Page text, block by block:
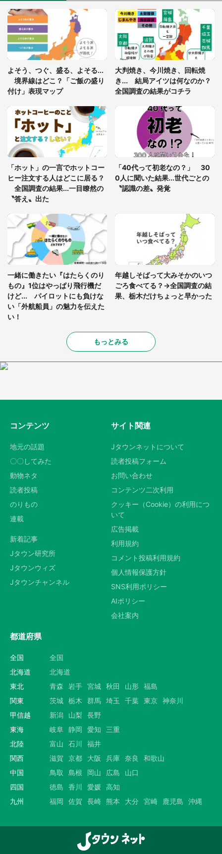
「閉所恐怖症の私は新幹線で大パニック。隣席の青
年に『手を繋いで』とお願いしたら...」 体験談に
8万人感動
グっちゃってた〝野生の野菜〟に6.5万人戦慄
「○○がない街に住んでいます」住人の呟きに30万
人驚がく 何が存在しないか、あなたはわかる？
「修学旅行に途中参加する娘を送って行ったら、真
っ暗な道で遭難状態。なんとか見つけた民家に助け
を求めると、住人の男性が...」
よそう、つぐ、盛る、よそる...
境界線はどこ？「ご飯の盛り
付け」表現マップ
大判焼き、今川焼き、回転焼
き... 結局アイツは何なのか？
全国調査の結果がコチラ
「ホット」の一言でホットコー
ヒー注文する人はどこに居る？
全国調査の結果...一目瞭然の
〝答え〟出た
「40代って初老なの？」 30
0人に聞いた結果...世代ごとの
〝認識の差〟発覚
一緒に働きたい『はたらくのり
もの』1位はやっぱり飛行機だ
けど... パイロットにも負けな
い「外航船員」の魅力を伝えた
い！
年越しそばって大みそかのいつ
ごろ食べてる？→全国調査の結
果、栃木だけちょっと早かった
もっとみる
コンテンツ
地元の話題
〇〇してみた
動物ネタ
読者投稿
のりもの
連載
新着記事
Jタウン研究所
Jタウンウィズ
Jタウンチャンネル
サイト関連
Jタウンネットについて
読者投稿フォーム
お問い合わせ
コンテンツ二次利用
クッキー（Cookie）の利用につ
いて
広告掲載
利用規約
コメント投稿利用規約
個人情報保護方針
SNS利用ポリシー
AIポリシー
会社案内
都道府県
全国
全国
北海道
北海道
東北
青森 岩手 宮城 秋田 山形 福島
関東
茨城 栃木 群馬 埼玉 千葉 東京 神奈川
甲信越
新潟 山梨
長野
東海
岐阜 静岡 愛知
三重
北陸
富山 石川
福井
関西
滋賀 京都 大阪 兵庫 奈良
和歌山
中国
鳥取 島根 岡山 広島
山口
四国
徳島 香川 愛媛 高知
九州
福岡 佐賀 長崎 熊本 大分 宮崎 鹿児島 沖縄